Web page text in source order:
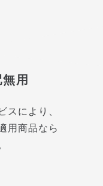
用
により、
用商品なら